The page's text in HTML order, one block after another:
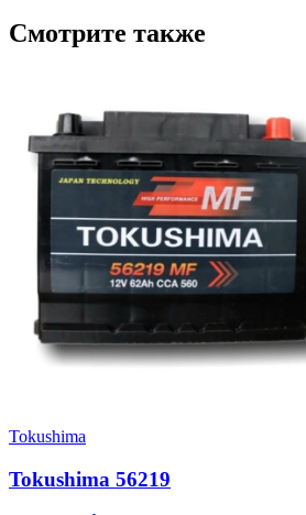
Смотрите также
Tokushima
Tokushima 56219